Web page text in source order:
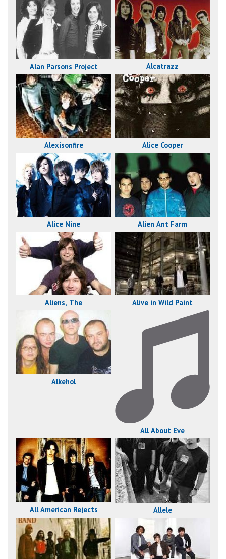
Alan Parsons Project Alcatrazz
Alexisonfire Alice Cooper
Alice Nine Alien Ant Farm
Aliens, The Alive in Wild Paint
Alkehol
All About Eve
All American Rejects Allele